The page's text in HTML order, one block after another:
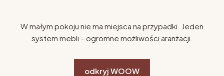
W małym pokoju nie ma miejsca na przypadki. Jeden
system mebli – ogromne możliwości aranżacji.
odkryj WOOW